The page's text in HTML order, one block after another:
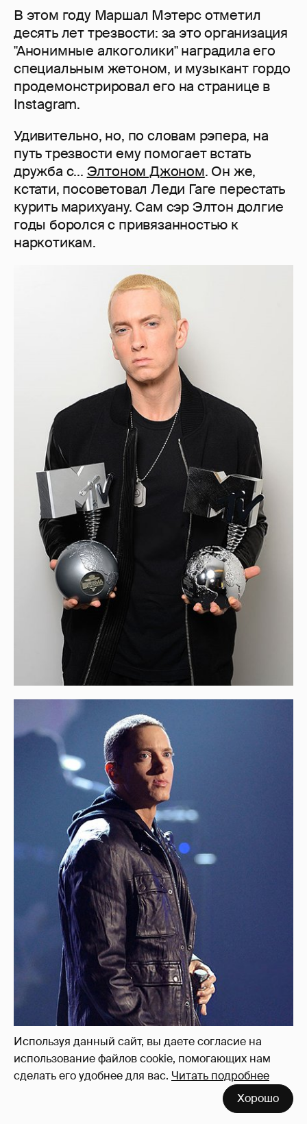
Используя данный сайт, вы даете согласие на
использование файлов cookie, помогающих нам
сделать его удобнее для вас. Читать подробнее
Хорошо
В этом году Маршал Мэтерс отметил
десять лет трезвости: за это организация
"Анонимные алкоголики" наградила его
специальным жетоном, и музыкант гордо
продемонстрировал его на странице в
Instagram.
Удивительно, но, по словам рэпера, на
путь трезвости ему помогает встать
дружба с... Элтоном Джоном. Он же,
кстати, посоветовал Леди Гаге перестать
курить марихуану. Сам сэр Элтон долгие
годы боролся с привязанностью к
наркотикам.